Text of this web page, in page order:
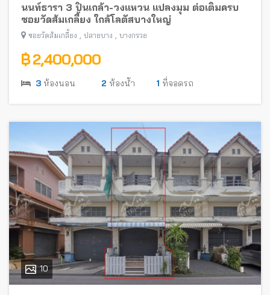
นนท์ธารา 3 ปิ่นเกล้า-วงแหวน แปลงมุม ต่อเติมครบ
ซอยวัดส้มเกลี้ยง ใกล้โลตัสบางใหญ่
ซอยวัดส้มเกลี้ยง , ปลายบาง , บางกรวย
฿ 2,400,000
3 ห้องนอน 2 ห้องน้ำ 1 ที่จอดรถ
10